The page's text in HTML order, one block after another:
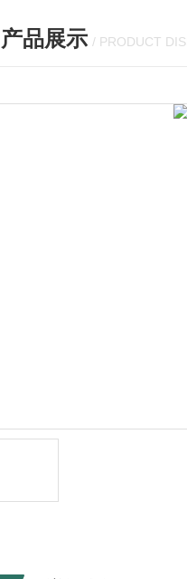
产品展示 / PRODUCT